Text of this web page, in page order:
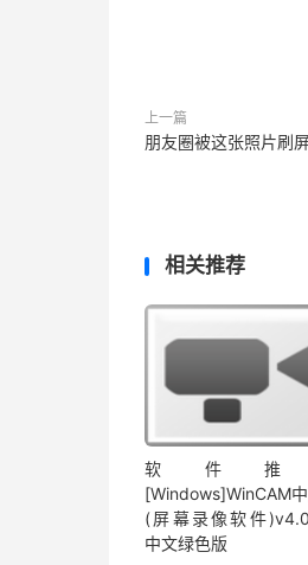
上一篇
朋友圈被这张照片刷
相关推荐
软件推
[Windows]WinCAM
(屏幕录像软件
中文绿色版